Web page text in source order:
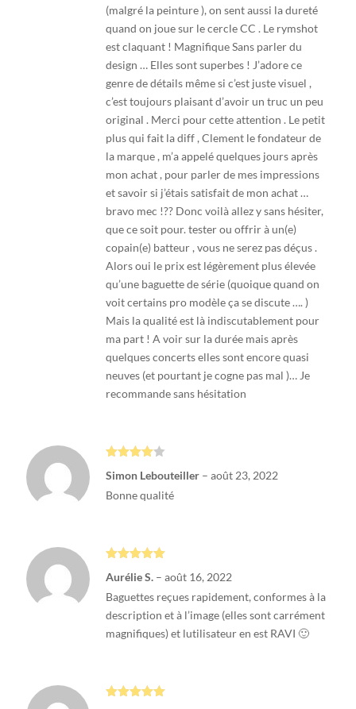
(malgré la peinture ), on sent aussi la dureté
quand on joue sur le cercle CC . Le rymshot
est claquant ! Magnifique Sans parler du
design … Elles sont superbes ! J’adore ce
genre de détails même si c’est juste visuel ,
c’est toujours plaisant d’avoir un truc un peu
original . Merci pour cette attention . Le petit
plus qui fait la diff , Clement le fondateur de
la marque , m’a appelé quelques jours après
mon achat , pour parler de mes impressions
et savoir si j’étais satisfait de mon achat …
bravo mec !?? Donc voilà allez y sans hésiter,
que ce soit pour. tester ou offrir à un(e)
copain(e) batteur , vous ne serez pas déçus .
Alors oui le prix est légèrement plus élevée
qu’une baguette de série (quoique quand on
voit certains pro modèle ça se discute …. )
Mais la qualité est là indiscutablement pour
ma part ! A voir sur la durée mais après
quelques concerts elles sont encore quasi
neuves (et pourtant je cogne pas mal )… Je
recommande sans hésitation
sur 5
Simon Lebouteiller – août 23, 2022
Bonne qualité
5
Aurélie S. – août 16, 2022
Baguettes reçues rapidement, conformes à la
description et à l’image (elles sont carrément
magnifiques) et lutilisateur en est RAVI 🙂